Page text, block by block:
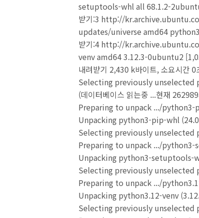
setuptools-whl all 68.1.2-
받기:3 http://
updates/universe amd64
받기:4 http://
venv amd64 3.12.3-0ubuntu2
내려받기 2,430 k바이트, 소요시간
Selecting previously unselected
(데이터베이스 읽는중 ...현재
Preparing to unpack .../
Unpacking python3-pip-whl
Selecting previously
Preparing to unpack .../
Unpacking python3-setuptools-
Selecting previously unselected
Preparing to unpack .../
Unpacking python3.12-venv
Selecting previously unselected